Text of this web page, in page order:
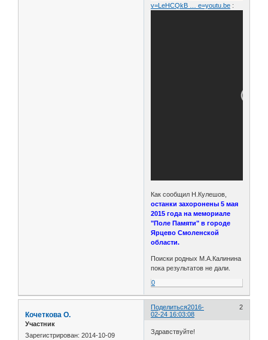
v=LeHCQkB … e=youtu.be :
Как сообщил Н.Кулешов,
останки захоронены 5 мая
2015 года на мемориале
"Поле Памяти" в городе
Ярцево Смоленской
области.
Поиски родных М.А.Калинина
пока результатов не дали.
0
Поделиться 2
2016-
02-24 16:03:08
Кочеткова О.
Участник
Зарегистрирован: 2014-10-09
Здравствуйте!